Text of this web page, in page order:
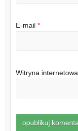
E-mail *
Witryna internetowa